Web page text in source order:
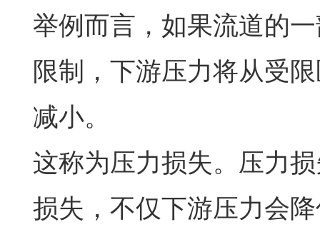
举例而言，如果流道的
限制，下游压力将从受
减小。
这称为压力损失。压力
损失，不仅下游压力会